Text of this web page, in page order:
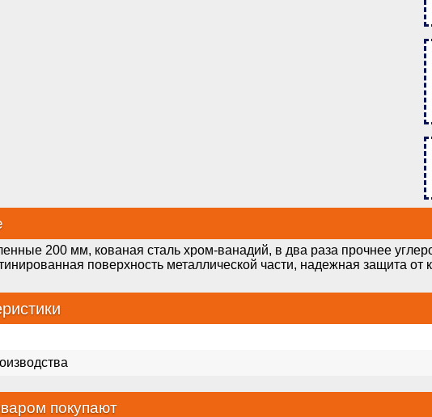
200 мм, кованая сталь хром-ванадий, в два раза прочнее
поверхность металлической части, надежная защита от
покупают